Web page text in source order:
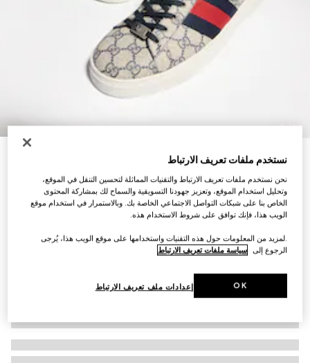
1
/
9
حذاء سنيكرز Gucci Ace مع شريط ويب للرجال
تنويعات قماش GG Supreme باللونين البيج والأزرق
نستخدم ملفات تعريف الارتباط
نحن نستخدم ملفات تعريف الارتباط والتقنيات المماثلة لتحسين التنقل في الموقع،
وتحليل استخدام الموقع، وتعزيز جهودنا التسويقية والسماح لك بمشاركة المحتوى
الخاص بنا على شبكات التواصل الاجتماعي الخاصة بك. وبالاستمرار في استخدام موقع
الويب هذا، فإنك توافق على شروط الاستخدام هذه.
.لمزيد من المعلومات حول هذه التقنيات واستخدامها على موقع الويب هذا، يُرجى
الرجوع إلى سياسة ملفات تعريف الارتباط
إعدادات ملف تعريف الارتباط OK